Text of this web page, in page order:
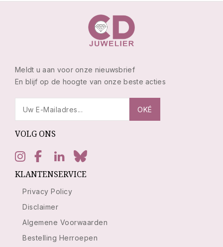
Meldt u aan voor onze nieuwsbrief
En blijf op de hoogte van onze beste acties
VOLG ONS
KLANTENSERVICE
Privacy Policy
Disclaimer
Algemene Voorwaarden
Bestelling Herroepen